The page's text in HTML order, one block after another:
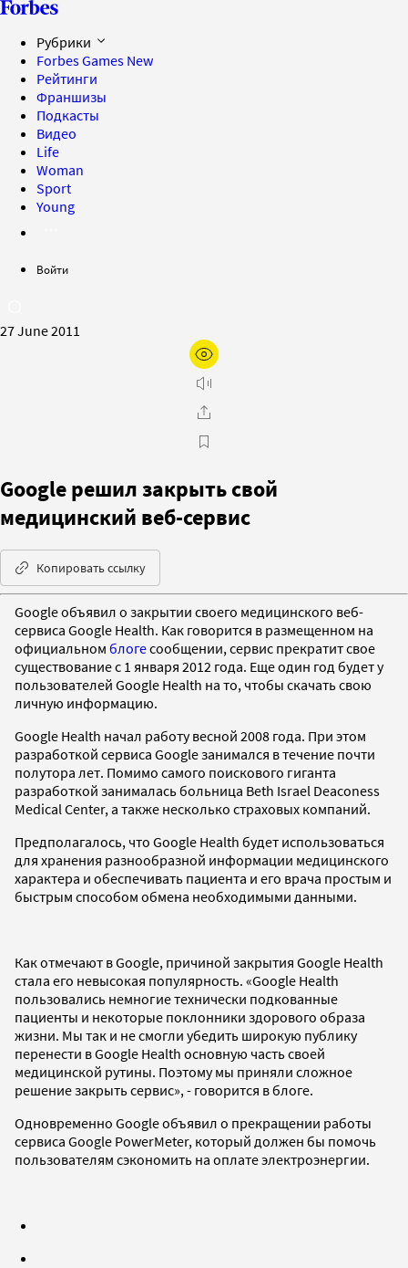
Рубрики
Forbes Games New
Рейтинги
Франшизы
Подкасты
Видео
Life
Woman
Sport
Young
Войти
27 June 2011
Google решил закрыть свой
медицинский веб-сервис
Копировать ссылку
Google объявил о закрытии своего медицинского веб-
сервиса Google Health. Как говорится в размещенном на
официальном блогесообщении, сервис прекратит свое
существование с 1 января 2012 года. Еще один год будет у
пользователей Google Health на то, чтобы скачать свою
личную информацию.
Google Health начал работу весной 2008 года. При этом
разработкой сервиса Google занимался в течение почти
полутора лет. Помимо самого поискового гиганта
разработкой занималась больница Beth Israel Deaconess
Medical Center, а также несколько страховых компаний.
Предполагалось, что Google Health будет использоваться
для хранения разнообразной информации медицинского
характера и обеспечивать пациента и его врача простым и
быстрым способом обмена необходимыми данными.
Как отмечают в Google, причиной закрытия Google Health
стала его невысокая популярность. «Google Health
пользовались немногие технически подкованные
пациенты и некоторые поклонники здорового образа
жизни. Мы так и не смогли убедить широкую публику
перенести в Google Health основную часть своей
медицинской рутины. Поэтому мы приняли сложное
решение закрыть сервис», - говорится в блоге.
Одновременно Google объявил о прекращении работы
сервиса Google PowerMeter, который должен бы помочь
пользователям сэкономить на оплате электроэнергии.